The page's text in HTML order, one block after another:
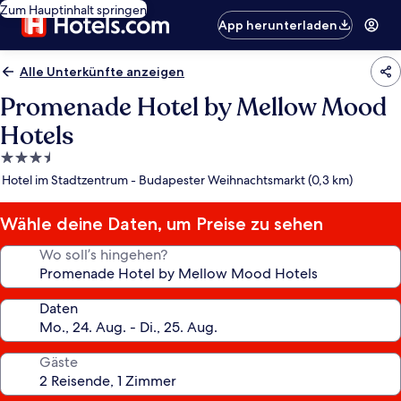
Zum Hauptinhalt springen
App herunterladen
Alle Unterkünfte anzeigen
Promenade Hotel by Mellow Mood
Hotels
3.5-
Sterne-
Hotel im Stadtzentrum - Budapester Weihnachtsmarkt (0,3 km)
Wähle deine Daten, um Preise zu sehen
Wo soll’s hingehen?
Daten
Gäste